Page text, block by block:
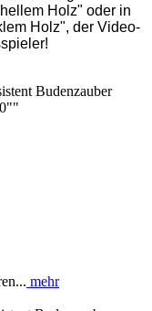
Holz" oder in
Holz", der Video-
Budenzauber
mehr